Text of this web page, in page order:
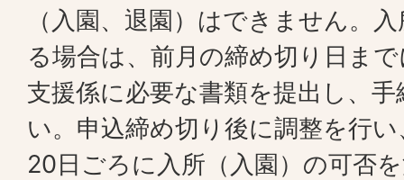
（入園、退園）はできません。
る場合は、前月の締め切り日ま
支援係に必要な書類を提出し、
い。申込締め切り後に調整を行
20日ごろに入所（入園）の可否